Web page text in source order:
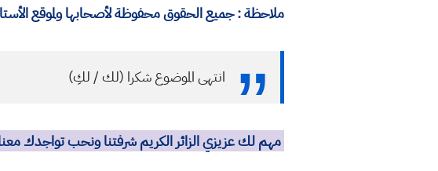
ملاحظة : جميع الحقوق محفوظة لأصحابها ولموقع
انتهى الموضوع شكرا (لك / لكِ)
مهم لك عزيزي الزائر الكريم شرفتنا ونحب تواجدك